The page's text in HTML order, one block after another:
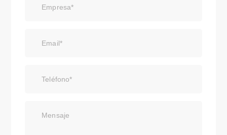
Empresa*
Email*
Teléfono*
Mensaje